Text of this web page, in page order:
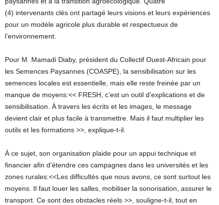
(4) intervenants clés ont partagé leurs visions et leurs expériences
pour un modèle agricole plus durable et respectueux de
l’environnement.
Pour M. Mamadi Diaby, président du Collectif Ouest-Africain pour
les Semences Paysannes (COASPE), la sensibilisation sur les
semences locales est essentielle, mais elle reste freinée par un
manque de moyens:<< FRESH, c’est un outil d’explications et de
sensibilisation. À travers les écrits et les images, le message
devient clair et plus facile à transmettre. Mais il faut multiplier les
outils et les formations >>, explique-t-il.
À ce sujet, son organisation plaide pour un appui technique et
financier afin d’étendre ces campagnes dans les universités et les
zones rurales:<<Les difficultés que nous avons, ce sont surtout les
moyens. Il faut louer les salles, mobiliser la sonorisation, assurer le
transport. Ce sont des obstacles réels >>, souligne-t-il, tout en